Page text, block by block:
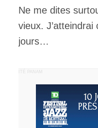
Ne me dites
vieux.
jours…
PUBLICITÉ PANAM